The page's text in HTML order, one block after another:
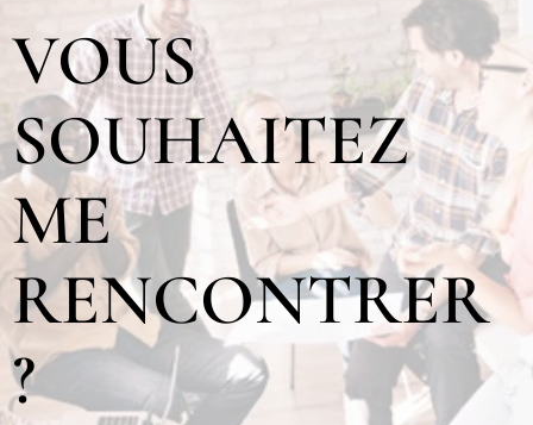
VOUS
SOUHAITEZ
ME
RENCONTRER
?